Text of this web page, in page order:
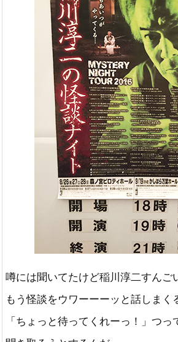
噂には聞いてたけど稲川淳二すんご
もう怪談をウワーーーッと話しまく
「ちょっと待ってくれーっ！」つっ